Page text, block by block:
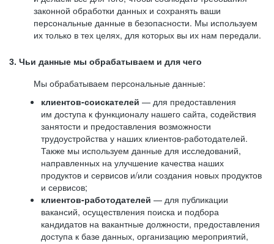
законной обработки данных и сохранять ваши
персональные данные в безопасности. Мы используем
их только в тех целях, для которых вы их нам передали.
3. Чьи данные мы обрабатываем и для чего
Мы обрабатываем персональные данные:
клиентов-соискателей — для предоставления
им доступа к функционалу нашего сайта, содействия
занятости и предоставления возможности
трудоустройства у наших клиентов-работодателей.
Также мы используем данные для исследований,
направленных на улучшение качества наших
продуктов и сервисов и/или создания новых продуктов
и сервисов;
клиентов-работодателей — для публикации
вакансий, осуществления поиска и подбора
кандидатов на вакантные должности, предоставления
доступа к базе данных, организацию мероприятий,